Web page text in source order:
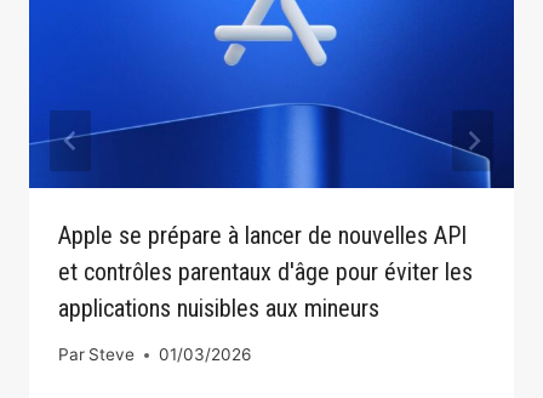
Apple se prépare à lancer de nouvelles API
et contrôles parentaux d'âge pour éviter les
applications nuisibles aux mineurs
Par Steve 01/03/2026